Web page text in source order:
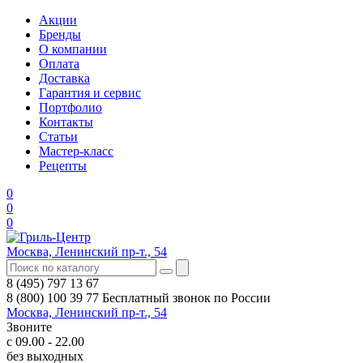
Акции
Бренды
О компании
Оплата
Доставка
Гарантия и сервис
Портфолио
Контакты
Статьи
Мастер-класс
Рецепты
0
0
0
Москва, Ленинский пр-т., 54
8 (495) 797 13 67
8 (800) 100 39 77 Бесплатный звонок по России
Москва, Ленинский пр-т., 54
Звоните
с 09.00 - 22.00
без выходных